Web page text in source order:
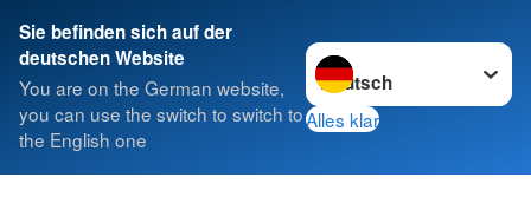
Sie befinden sich auf der
deutschen Website
You are on the German website,
you can use the switch to switch to
the English one
Sprache wechseln zu
Alles klar